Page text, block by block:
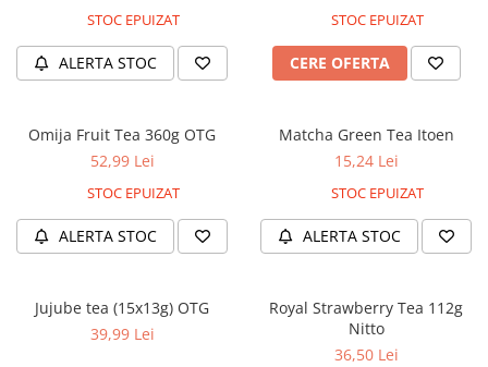
STOC EPUIZAT
ALERTA STOC
STOC EPUIZAT
CERE OFERTA
Omija Fruit Tea 360g OTG
52,99 Lei
STOC EPUIZAT
ALERTA STOC
Matcha Green Tea Itoen
15,24 Lei
STOC EPUIZAT
ALERTA STOC
Jujube tea (15x13g) OTG
39,99 Lei
Royal Strawberry Tea 112g
Nitto
36,50 Lei